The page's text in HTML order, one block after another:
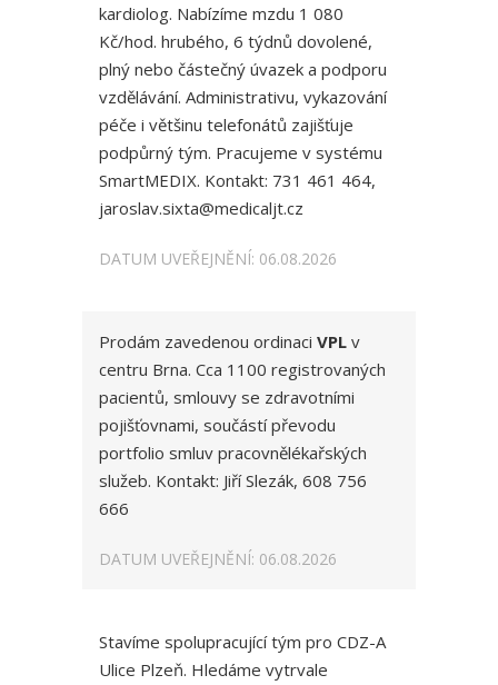
kardiolog. Nabízíme mzdu 1 080
Kč/hod. hrubého, 6 týdnů dovolené,
plný nebo částečný úvazek a podporu
vzdělávání. Administrativu, vykazování
péče i většinu telefonátů zajišťuje
podpůrný tým. Pracujeme v systému
SmartMEDIX. Kontakt: 731 461 464,
jaroslav.sixta@medicaljt.cz
DATUM UVEŘEJNĚNÍ: 06.08.2026
Prodám zavedenou ordinaci VPL v
centru Brna. Cca 1100 registrovaných
pacientů, smlouvy se zdravotními
pojišťovnami, součástí převodu
portfolio smluv pracovnělékařských
služeb. Kontakt: Jiří Slezák, 608 756
666
DATUM UVEŘEJNĚNÍ: 06.08.2026
Stavíme spolupracující tým pro CDZ-A
Ulice Plzeň. Hledáme vytrvale